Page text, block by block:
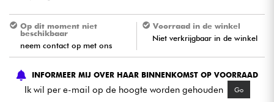
Kinderen
Kabels & toebehoren
Op dit moment niet
beschikbaar
neem contact op met ons
Voorraad in de winkel
Niet verkrijgbaar in de winkel
INFORMEER MIJ OVER HAAR BINNENKOMST OP VOORRAAD
Ik wil per e-mail op de hoogte worden gehouden Go